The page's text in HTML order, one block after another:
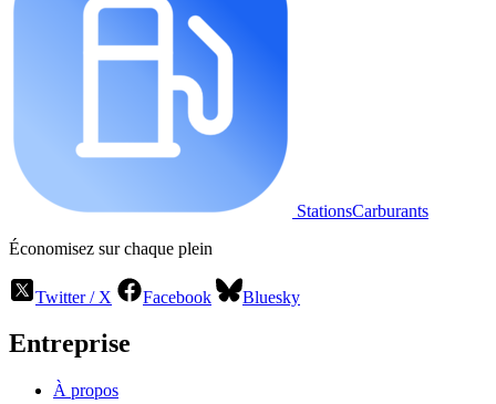
StationsCarburants
Économisez sur chaque plein
Twitter / X Facebook Bluesky
Entreprise
À propos